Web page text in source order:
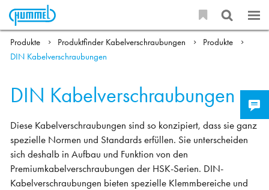
Produkte Produktfinder Kabelverschraubungen
Produkte
DIN Kabelverschraubungen
DIN Kabelverschraubungen
Diese Kabelverschraubungen sind so konzipiert, dass sie ganz
spezielle Normen und Standards erfüllen. Sie unterscheiden
sich deshalb in Aufbau und Funktion von den
Premiumkabelverschraubungen der HSK-Serien. DIN-
Kabelverschraubungen bieten spezielle Klemmbereiche und